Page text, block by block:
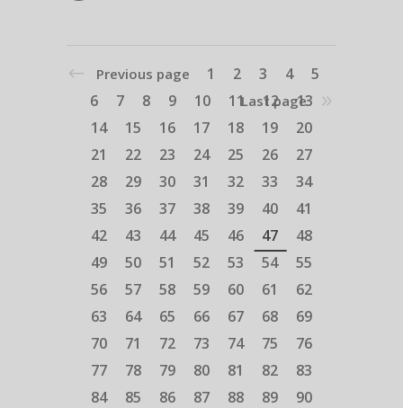
Previous page 1 2 3 4
5
6
7 8 9 10 11 12
13
14
15 16 17 18 19
20
21
22 23 24 25 26
27
28
29 30 31 32 33
34
35
36 37 38 39 40
41
42
43 44 45 46 47
48
49
50 51 52 53 54
55
56
57 58 59 60 61
62
63
64 65 66 67 68
69
70
71 72 73 74 75
76
77
78 79 80 81 82
83
84
85 86 87 88 89
90
Last page